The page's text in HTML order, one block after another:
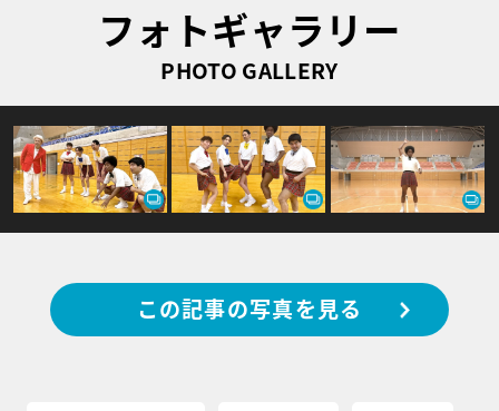
フォトギャラリー
PHOTO GALLERY
この記事の写真を見る